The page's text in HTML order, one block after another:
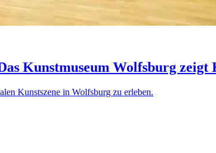
Kunstmuseum Wolfsburg
Kunstszene in Wolfsburg zu erleben.